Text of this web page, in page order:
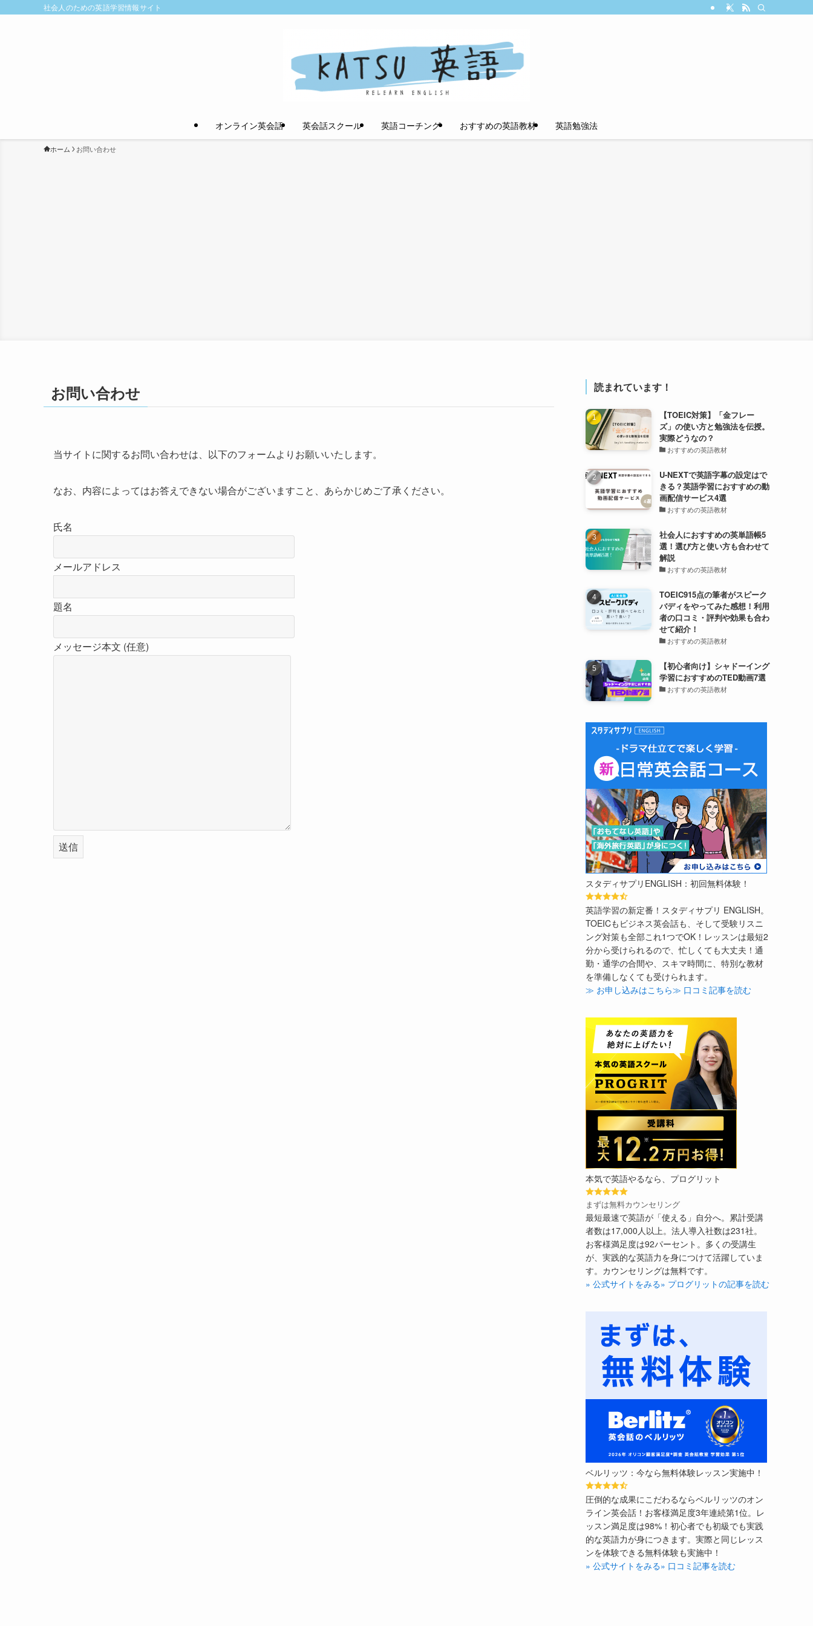
社会人のための英語学習情報サイト
オンライン英会話 英会話スクール 英語コーチング おすすめの英語教材 英語勉強法
ホーム お問い合わせ
お問い合わせ
当サイトに関するお問い合わせは、以下のフォームよりお願いいたします。
なお、内容によってはお答えできない場合がございますこと、あらかじめご了承ください。
氏名
メールアドレス
題名
メッセージ本文 (任意)
読まれています！
【TOEIC対策】「金フレー
ズ」の使い方と勉強法を伝授。
実際どうなの？
おすすめの英語教材
U-NEXTで英語字幕の設定はで
きる？英語学習におすすめの動
画配信サービス4選
おすすめの英語教材
社会人におすすめの英単語帳5
選！選び方と使い方も合わせて
解説
おすすめの英語教材
TOEIC915点の筆者がスピーク
バディをやってみた感想！利用
者の口コミ・評判や効果も合わ
せて紹介！
おすすめの英語教材
【初心者向け】シャドーイング
学習におすすめのTED動画7選
おすすめの英語教材
スタディサプリENGLISH：初回無料体験！
英語学習の新定番！スタディサプリ ENGLISH。
TOEICもビジネス英会話も、そして受験リスニ
ング対策も全部これ1つでOK！レッスンは最短2
分から受けられるので、忙しくても大丈夫！通
勤・通学の合間や、スキマ時間に、特別な教材
を準備しなくても受けられます。
≫ お申し込みはこちら≫ 口コミ記事を読む
本気で英語やるなら、プログリット
まずは無料カウンセリング
最短最速で英語が「使える」自分へ。累計受講
者数は17,000人以上。法人導入社数は231社。
お客様満足度は92パーセント。多くの受講生
が、実践的な英語力を身につけて活躍していま
す。カウンセリングは無料です。
» 公式サイトをみる» プログリットの記事を読む
ベルリッツ：今なら無料体験レッスン実施中！
圧倒的な成果にこだわるならベルリッツのオン
ライン英会話！お客様満足度3年連続第1位。レ
ッスン満足度は98%！初心者でも初級でも実践
的な英語力が身につきます。実際と同じレッス
ンを体験できる無料体験も実施中！
» 公式サイトをみる» 口コミ記事を読む